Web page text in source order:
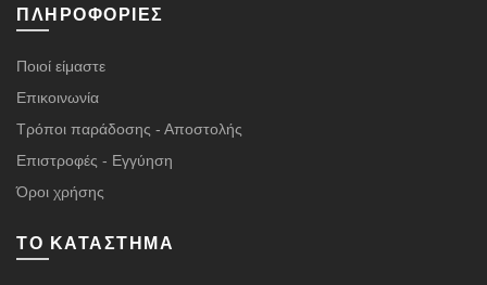
ΠΛΗΡΟΦΟΡΊΕΣ
Ποιοί είμαστε
Επικοινωνία
Τρόποι παράδοσης - Αποστολής
Επιστροφές - Εγγύηση
Όροι χρήσης
ΤΟ ΚΑΤΆΣΤΗΜΑ